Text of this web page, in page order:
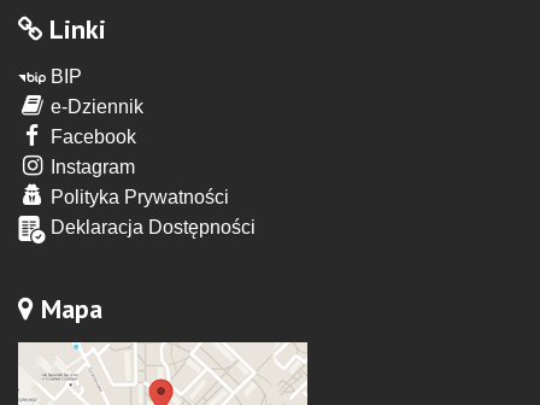
Linki
BIP
e-Dziennik
Facebook
Instagram
Polityka Prywatności
Deklaracja Dostępności
Mapa